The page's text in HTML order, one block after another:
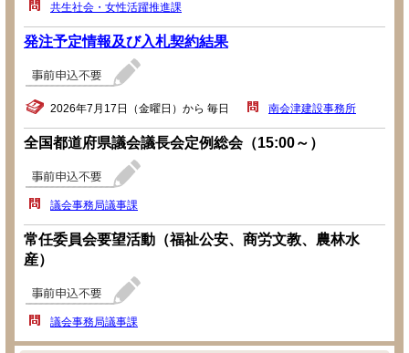
共生社会・女性活躍推進課
発注予定情報及び入札契約結果
2026年7月17日（金曜日）から 毎日 南会津建設事務所
全国都道府県議会議長会定例総会（15:00～）
議会事務局議事課
常任委員会要望活動（福祉公安、商労文教、農林水
産）
議会事務局議事課